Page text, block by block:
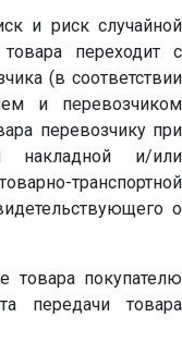
и риск случайной
переходит с
(в соответствии
и перевозчиком
перевозчику при
накладной и/или
транспортной
о
товара покупателю
передачи товара